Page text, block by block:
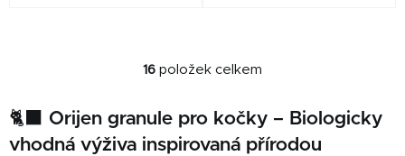
O
l
á
16 položek celkem
🐈‍⬛ Orijen granule pro kočky – Biologicky
vhodná výživa inspirovaná přírodou